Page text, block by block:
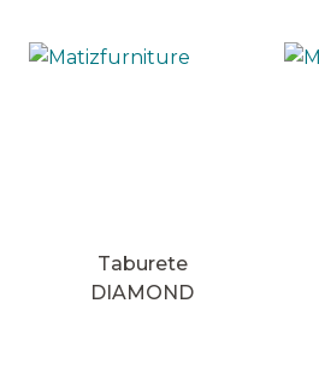
Taburete
DIAMOND